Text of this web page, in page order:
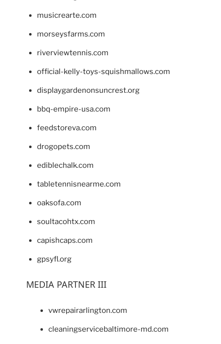
musicrearte.com
morseysfarms.com
riverviewtennis.com
official-kelly-toys-squishmallows.com
displaygardenonsuncrest.org
bbq-empire-usa.com
feedstoreva.com
drogopets.com
ediblechalk.com
tabletennisnearme.com
oaksofa.com
soultacohtx.com
capishcaps.com
gpsyfl.org
MEDIA PARTNER III
vwrepairarlington.com
cleaningservicebaltimore-md.com